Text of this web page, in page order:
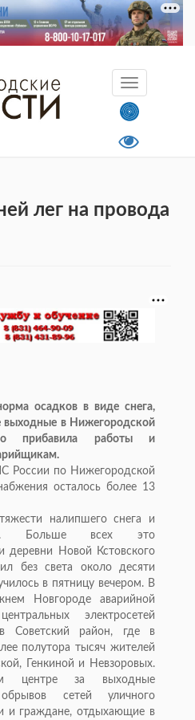
лег на провода
осадков в виде снега,
выходные в Нижегородской
прибавила работы и
России по Нижегородской
осталось более 13
налипшего снега и
Больше всех это
деревни Новой Кстовского
без света около десяти
в пятницу вечером. В
Новгороде аварийной
электросетей
Советский район, где в
полутора тысяч жителей
Генкиной и Невзоровых.
центре за выходные
сетей уличного
и граждане, отдыхающие в